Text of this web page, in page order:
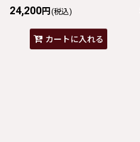
24,200円 (税込)
カートに入れる